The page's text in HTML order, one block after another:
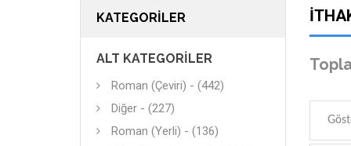
KATEGORILER
ALT KATEGORILER
Roman (Çeviri) - (442)
Diğer - (227)
Roman (Yerli) - (136)